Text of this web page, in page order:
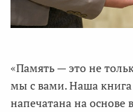
«Память — это не
мы с вами. Наша
напечатана на основе